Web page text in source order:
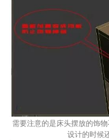
需要注意的是床头摆放的饰
设计的时候